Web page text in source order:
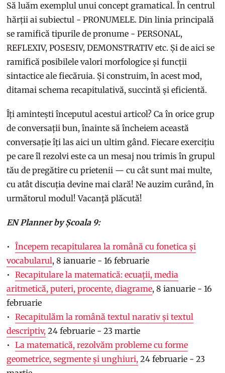
Să luăm exemplul unui concept gramatical. În centrul
hărții ai subiectul - PRONUMELE. Din linia principală
se ramifică tipurile de pronume - PERSONAL,
REFLEXIV, POSESIV, DEMONSTRATIV etc. Și de aici se
ramifică posibilele valori morfologice și funcții
sintactice ale fiecăruia. Și construim, în acest mod,
ditamai schema recapitulativă, succintă și eficientă.
Îți amintești începutul acestui articol? Ca în orice grup
de conversații bun, înainte să încheiem această
conversație îți las aici un ultim gând. Fiecare exercițiu
pe care îl rezolvi este ca un mesaj nou trimis în grupul
tău de pregătire cu prietenii — cu cât sunt mai multe,
cu atât discuția devine mai clară! Ne auzim curând, în
următorul modul! Vacanță plăcută!
EN Planner by Școala 9:
Începem recapitularea la română cu fonetica și
vocabularul, 8 ianuarie - 16 februarie
Recapitulare la matematică: ecuații, media
aritmetică, puteri, procente, diagrame, 8 ianuarie - 16
februarie
Recapitulăm la română textul narativ și textul
descriptiv, 24 februarie - 23 martie
La matematică, rezolvăm probleme cu forme
geometrice, segmente și unghiuri, 24 februarie - 23